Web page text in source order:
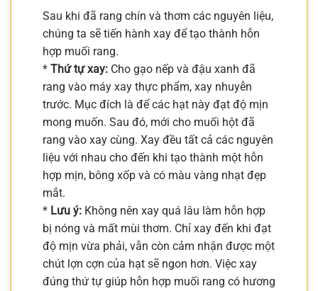
Sau khi đã rang chín và thơm các nguyên liệu,
chúng ta sẽ tiến hành xay để tạo thành hỗn
hợp muối rang.
* Thứ tự xay: Cho gạo nếp và đậu xanh đã
rang vào máy xay thực phẩm, xay nhuyễn
trước. Mục đích là để các hạt này đạt độ mịn
mong muốn. Sau đó, mới cho muối hột đã
rang vào xay cùng. Xay đều tất cả các nguyên
liệu với nhau cho đến khi tạo thành một hỗn
hợp mịn, bông xốp và có màu vàng nhạt đẹp
mắt.
* Lưu ý: Không nên xay quá lâu làm hỗn hợp
bị nóng và mất mùi thơm. Chỉ xay đến khi đạt
độ mịn vừa phải, vẫn còn cảm nhận được một
chút lợn cợn của hạt sẽ ngon hơn. Việc xay
đúng thứ tự giúp hỗn hợp muối rang có hương